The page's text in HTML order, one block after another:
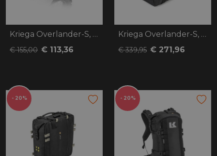
Kriega Overlander-S, OS-18
€ 155,00 € 113,36
Kriega Overlander-S, OS-32
€ 339,95 € 271,96
- 20% - 20%